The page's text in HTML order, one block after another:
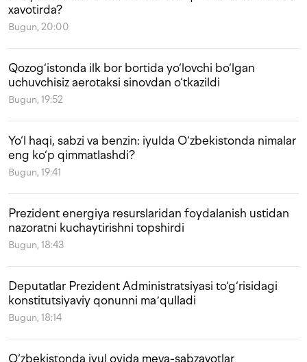
xavotirda?
Bugun, 20:00
Qozog‘istonda ilk bor bortida yo‘lovchi bo‘lgan
uchuvchisiz aerotaksi sinovdan o‘tkazildi
Bugun, 19:52
Yo‘l haqi, sabzi va benzin: iyulda O‘zbekistonda nimalar
eng ko‘p qimmatlashdi?
Bugun, 19:41
Prezident energiya resurslaridan foydalanish ustidan
nazoratni kuchaytirishni topshirdi
Bugun, 18:43
Deputatlar Prezident Administratsiyasi to‘g‘risidagi
konstitutsiyaviy qonunni maʼqulladi
Bugun, 18:14
O‘zbekistonda iyul oyida meva-sabzavotlar